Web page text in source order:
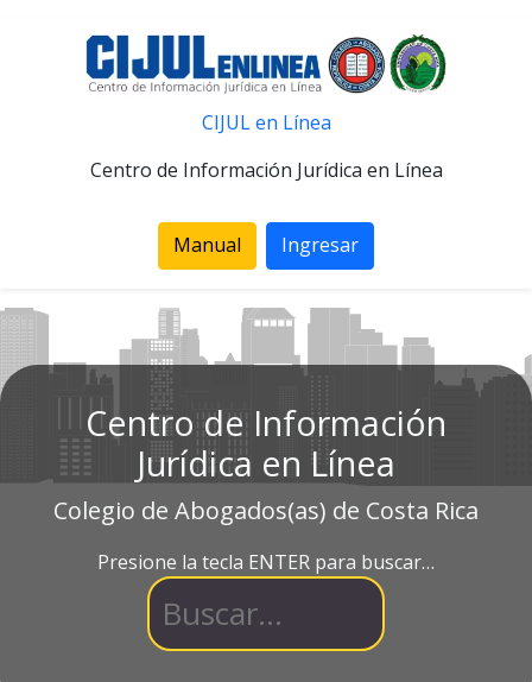
CIJUL en Línea
Centro de Información Jurídica en Línea
Manual Ingresar
Centro de Información
Jurídica en Línea
Colegio de Abogados(as) de Costa Rica
Presione la tecla ENTER para buscar…